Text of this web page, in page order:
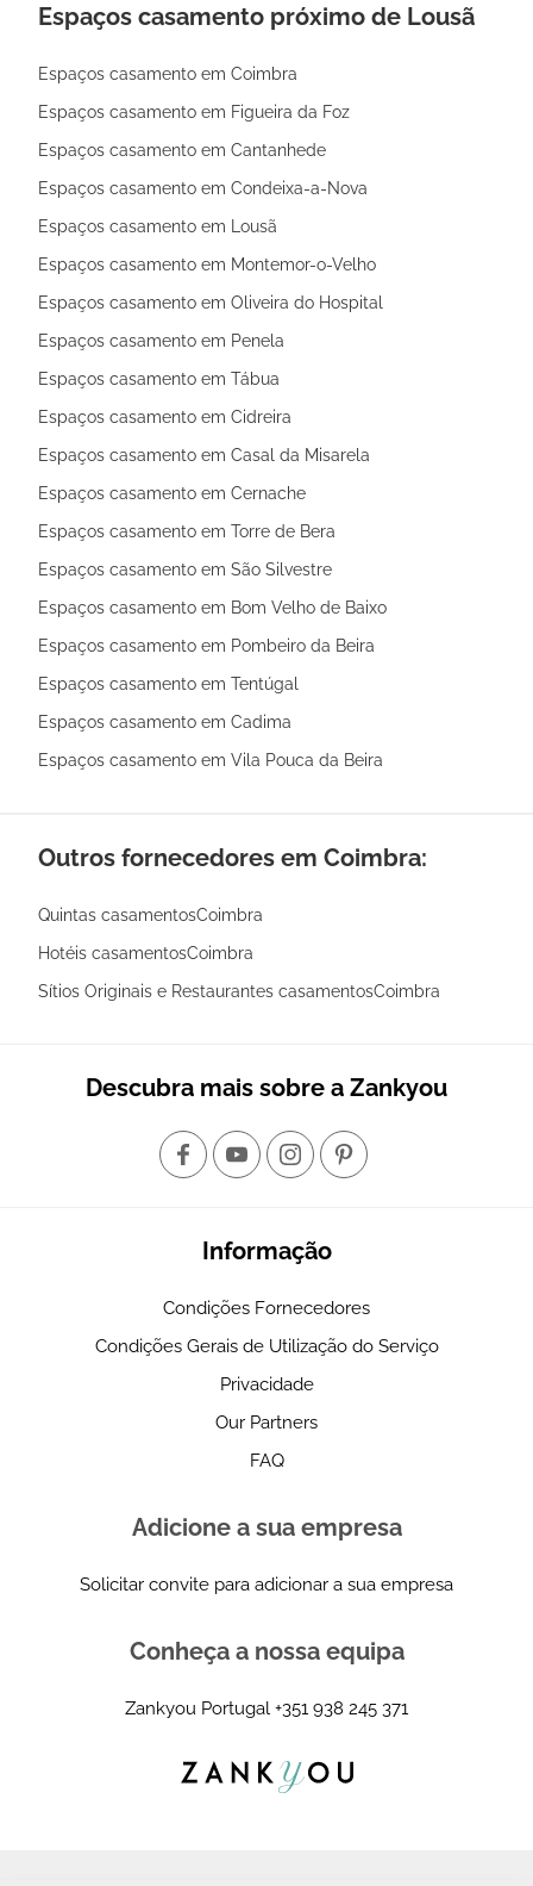
Espaços casamento próximo de Lousã
Espaços casamento em Coimbra
Espaços casamento em Figueira da Foz
Espaços casamento em Cantanhede
Espaços casamento em Condeixa-a-Nova
Espaços casamento em Lousã
Espaços casamento em Montemor-o-Velho
Espaços casamento em Oliveira do Hospital
Espaços casamento em Penela
Espaços casamento em Tábua
Espaços casamento em Cidreira
Espaços casamento em Casal da Misarela
Espaços casamento em Cernache
Espaços casamento em Torre de Bera
Espaços casamento em São Silvestre
Espaços casamento em Bom Velho de Baixo
Espaços casamento em Pombeiro da Beira
Espaços casamento em Tentúgal
Espaços casamento em Cadima
Espaços casamento em Vila Pouca da Beira
Outros fornecedores em Coimbra:
Quintas casamentosCoimbra
Hotéis casamentosCoimbra
Sítios Originais e Restaurantes casamentosCoimbra
Descubra mais sobre a Zankyou
Informação
Condições Fornecedores
Condições Gerais de Utilização do Serviço
Privacidade
Our Partners
FAQ
Adicione a sua empresa
Solicitar convite para adicionar a sua empresa
Conheça a nossa equipa
Zankyou Portugal +351 938 245 371